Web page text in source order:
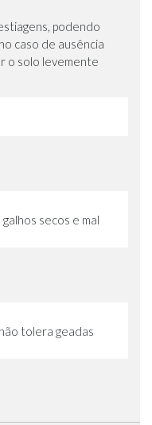
podendo
caso de ausência
o solo levemente
secos e mal
tolera geadas